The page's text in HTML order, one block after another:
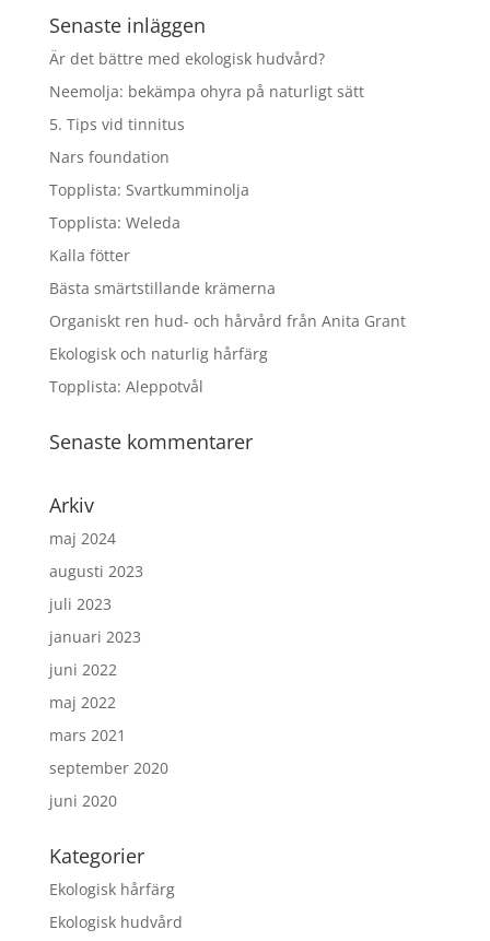
Senaste inläggen
Är det bättre med ekologisk hudvård?
Neemolja: bekämpa ohyra på naturligt sätt
5. Tips vid tinnitus
Nars foundation
Topplista: Svartkumminolja
Topplista: Weleda
Kalla fötter
Bästa smärtstillande krämerna
Organiskt ren hud- och hårvård från Anita Grant
Ekologisk och naturlig hårfärg
Topplista: Aleppotvål
Senaste kommentarer
Arkiv
maj 2024
augusti 2023
juli 2023
januari 2023
juni 2022
maj 2022
mars 2021
september 2020
juni 2020
Kategorier
Ekologisk hårfärg
Ekologisk hudvård